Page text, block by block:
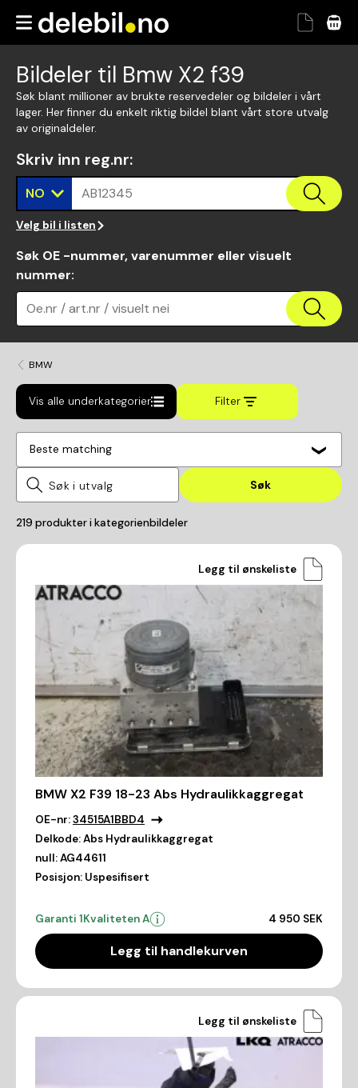
Bildeler til Bmw X2 f39
Søk blant millioner av brukte reservedeler og bildeler i vårt
lager. Her finner du enkelt riktig bildel blant vårt store utvalg
av originaldeler.
Skriv inn reg.nr:
NO AB12345
Velg bil i listen
Søk OE -nummer, varenummer eller visuelt
nummer:
Oe.nr / art.nr / visuelt nei
BMW
Vis alle underkategorier Filter
Beste matching
Søk
219 produkter i kategorienbildeler
Legg til ønskeliste
BMW X2 F39 18-23 Abs Hydraulikkaggregat
OE-nr:34515A1BBD4
Delkode:Abs Hydraulikkaggregat
null:AG44611
Posisjon: Uspesifisert
Garanti 1Kvaliteten A 4 950 SEK
Legg til handlekurven
Legg til ønskeliste